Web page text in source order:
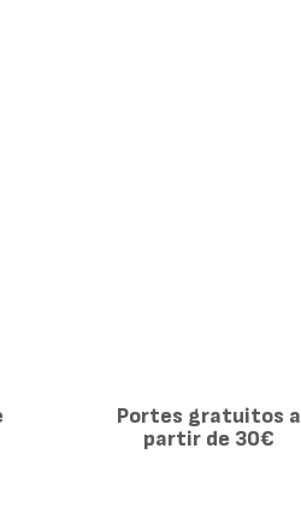
Portes gratuitos a
partir de 30€